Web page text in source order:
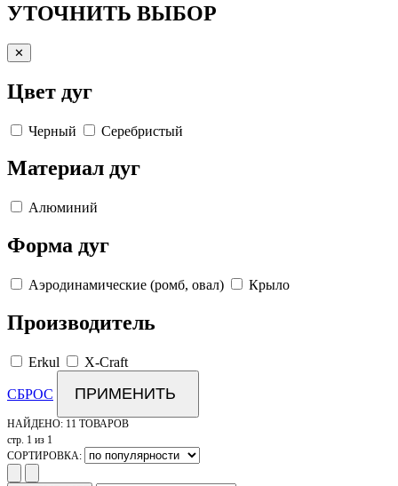
УТОЧНИТЬ ВЫБОР
✕
Цвет дуг
Черный Серебристый
Материал дуг
Алюминий
Форма дуг
Аэродинамические (ромб, овал) Крыло
Производитель
Erkul X-Craft
СБРОС ПРИМЕНИТЬ
НАЙДЕНО: 11 ТОВАРОВ
стр. 1 из 1
СОРТИРОВКА: